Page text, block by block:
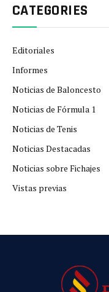
CATEGORIES
Editoriales
Informes
Noticias de Baloncesto
Noticias de Fórmula 1
Noticias de Tenis
Noticias Destacadas
Noticias sobre Fichajes
Vistas previas